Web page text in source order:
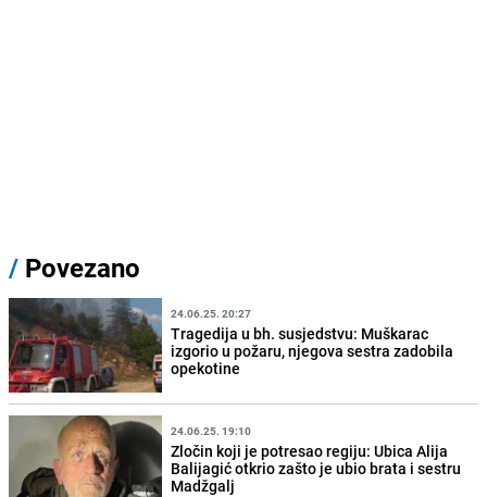
/ Povezano
24.06.25. 20:27
Tragedija u bh. susjedstvu: Muškarac
izgorio u požaru, njegova sestra zadobila
opekotine
24.06.25. 19:10
Zločin koji je potresao regiju: Ubica Alija
Balijagić otkrio zašto je ubio brata i sestru
Madžgalj